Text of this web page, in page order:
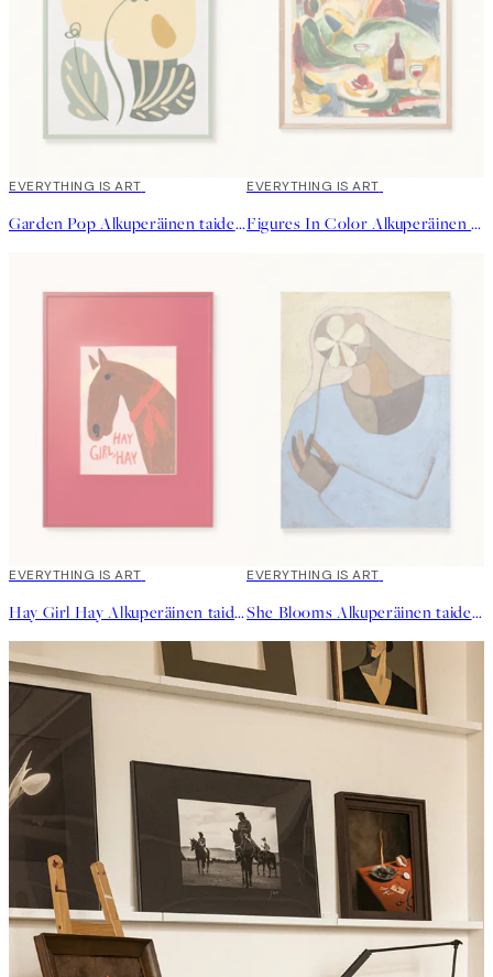
EVERYTHING IS ART
Garden Pop Alkuperäinen taideteos
EVERYTHING IS ART
Figures In Color Alkuperäinen taideteos
EVERYTHING IS ART
Hay Girl Hay Alkuperäinen taideteos
EVERYTHING IS ART
She Blooms Alkuperäinen taideteos